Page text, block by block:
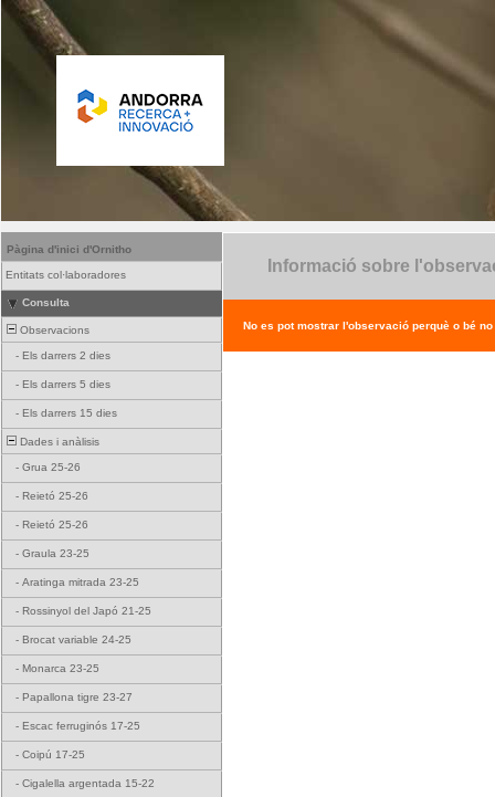
Pàgina d'inici d'Ornitho
Entitats col·laboradores
Consulta
Observacions
- Els darrers 2 dies
- Els darrers 5 dies
- Els darrers 15 dies
Dades i anàlisis
- Grua 25-26
- Reietó 25-26
- Reietó 25-26
- Graula 23-25
- Aratinga mitrada 23-25
- Rossinyol del Japó 21-25
- Brocat variable 24-25
- Monarca 23-25
- Papallona tigre 23-27
- Escac ferruginós 17-25
- Coipú 17-25
- Cigalella argentada 15-22
Informació sobre
No es pot mostrar l'observació perquè o bé